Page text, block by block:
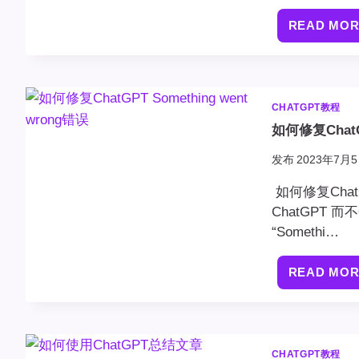
READ
CHATGPT教程
如何修复
发布 2023年7月
如何修复
ChatGPT 而
“Somethi…
READ
CHATGPT教程